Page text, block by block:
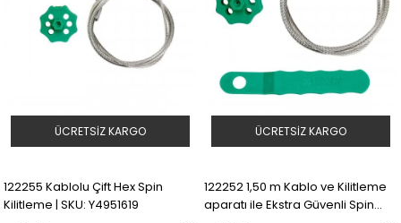
122255 Kablolu Çift Hex Spin
Kilitleme | SKU: Y4951619
ÜCRETSIZ KARGO
122252 1,50 m Kablo ve Kilitleme
aparatı ile Ekstra Güvenli Spin
ÜCRETSIZ KARGO